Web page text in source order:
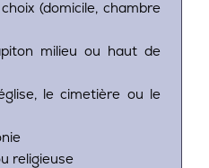
(domicile, chambre
milieu ou haut de
le cimetière ou le
religieuse